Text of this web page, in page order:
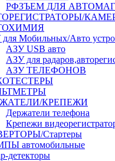
РФЗЪЕМ ДЛЯ
Мобильных/Авто
АЗУ USB авто
АЗУ для
АЗУ ТЕЛЕФОНОВ
КРЕПЕЖИ
Держатели телефона
Крепежи
Стартеры
автомобильные
детекторы